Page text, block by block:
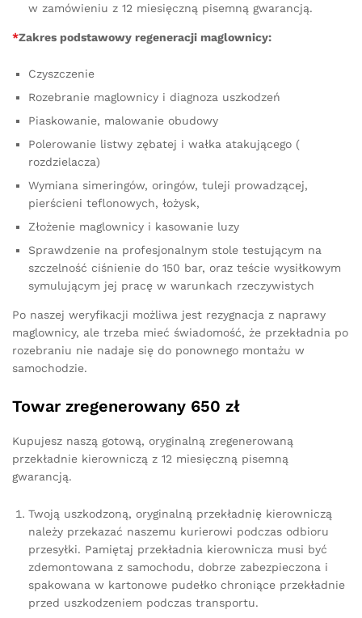
w zamówieniu z 12 miesięczną pisemną gwarancją.
*Zakres podstawowy regeneracji maglownicy:
Czyszczenie
Rozebranie maglownicy i diagnoza uszkodzeń
Piaskowanie, malowanie obudowy
Polerowanie listwy zębatej i wałka atakującego (
rozdzielacza)
Wymiana simeringów, oringów, tuleji prowadzącej,
pierścieni teflonowych, łożysk,
Złożenie maglownicy i kasowanie luzy
Sprawdzenie na profesjonalnym stole testującym na
szczelność ciśnienie do 150 bar, oraz teście wysiłkowym
symulującym jej pracę w warunkach rzeczywistych
Po naszej weryfikacji możliwa jest rezygnacja z naprawy
maglownicy, ale trzeba mieć świadomość, że przekładnia po
rozebraniu nie nadaje się do ponownego montażu w
samochodzie.
Towar zregenerowany 650 zł
Kupujesz naszą gotową, oryginalną zregenerowaną
przekładnie kierowniczą z 12 miesięczną pisemną
gwarancją.
Twoją uszkodzoną, oryginalną przekładnię kierowniczą
należy przekazać naszemu kurierowi podczas odbioru
przesyłki. Pamiętaj przekładnia kierownicza musi być
zdemontowana z samochodu, dobrze zabezpieczona i
spakowana w kartonowe pudełko chroniące przekładnie
przed uszkodzeniem podczas transportu.